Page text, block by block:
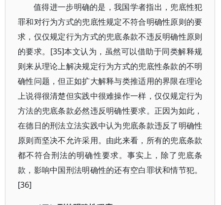
值得进一步明确的是，我国学者指出，兜底性犯
罪和对行为方式的兜底性规定不符合明确性原则的要
求，仅仅规定行为方式的兜底条款不违反明确性原则
的要求。[35]本文认为，虽然可以借助于同类解释规
则来从理论上解决规定行为方式的兜底性条款的不明
确性问题，但正如扩大解释与类推适用的界限在理论
上说得很清楚但实践中很难操作一样，仅仅规定行为
方法的兜底条款必然违反明确性要求。正因为如此，
在德日的刑法立法实践中认为兜底条款违反了明确性
原则而坚决不允许采用。由此来看，所有的兜底条款
都不符合刑法的明确性要求。事实上，除了兜底条
款，影响中国刑法明确性的还有空白罪状和情节犯。
[36]